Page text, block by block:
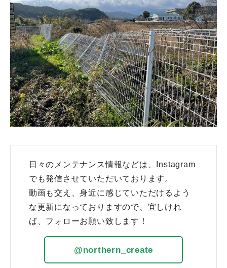
日々のメンテナンス情報などは、Instagram
でも発信させていただいております。
動画も交え、身近に感じていただけるよう
な更新になっておりますので、宜しけれ
ば、フォローお願い致します！
@northern_create